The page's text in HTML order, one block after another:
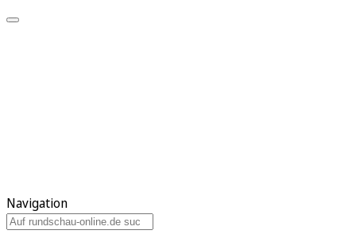
Navigation